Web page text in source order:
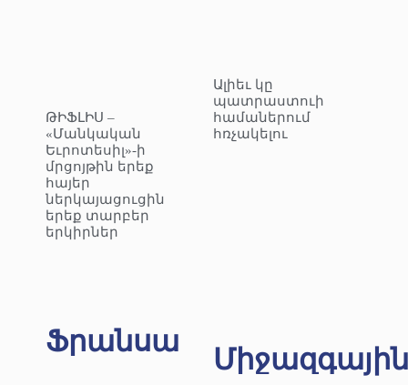
ԹԻՖԼԻՍ –
«Մանկական
Եւրոտեսիլ»-ի
մրցոյթին երեք
հայեր
ներկայացուցին
երեք տարբեր
երկիրներ
Ալիեւ կը
պատրաստուի
համաներում
հռչակելու
Ֆրանսա
Միջազգային